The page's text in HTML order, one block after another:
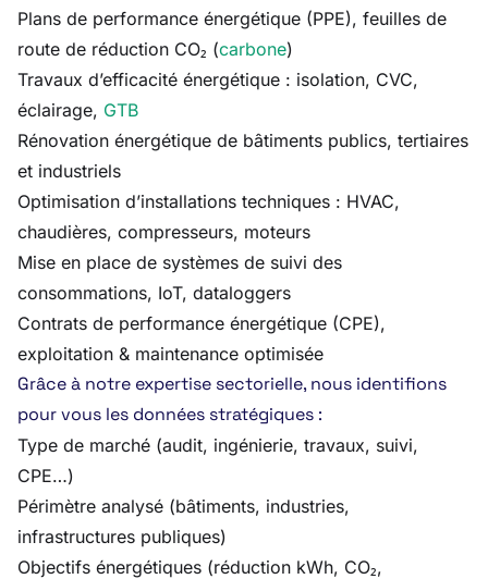
Plans de performance énergétique (PPE), feuilles de
route de réduction CO₂ (carbone)
Travaux d’efficacité énergétique : isolation, CVC,
éclairage, GTB
Rénovation énergétique de bâtiments publics, tertiaires
et industriels
Optimisation d’installations techniques : HVAC,
chaudières, compresseurs, moteurs
Mise en place de systèmes de suivi des
consommations, IoT, dataloggers
Contrats de performance énergétique (CPE),
exploitation & maintenance optimisée
Grâce à notre expertise sectorielle, nous identifions
pour vous les données stratégiques :
Type de marché (audit, ingénierie, travaux, suivi,
CPE…)
Périmètre analysé (bâtiments, industries,
infrastructures publiques)
Objectifs énergétiques (réduction kWh, CO₂,